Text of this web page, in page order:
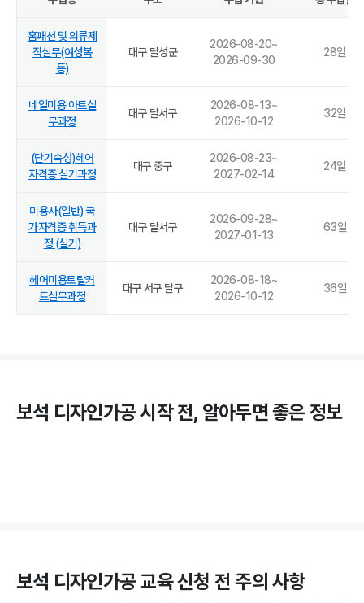
홈패션 및 의류제
작실무(여성복
등)
대구 달성군
2026-08-20~
2026-09-30
28일
네일미용 아트실
무과정
대구 달서구
2026-08-13~
2026-10-12
32일
(단기속성)헤어
자격증 실기과정
대구 중구
2026-08-23~
2027-02-14
24일
미용사(일반) 국
가자격증 취득과
정 (실기)
대구 달서구
2026-09-28~
2027-01-13
63일
헤어미용토탈커
트실무과정
대구 서구 달구
2026-08-18~
2026-10-12
36일
보석 디자인가공시작 전, 알아두면 좋은 정보
보석 디자인가공교육 신청 전 주의 사항